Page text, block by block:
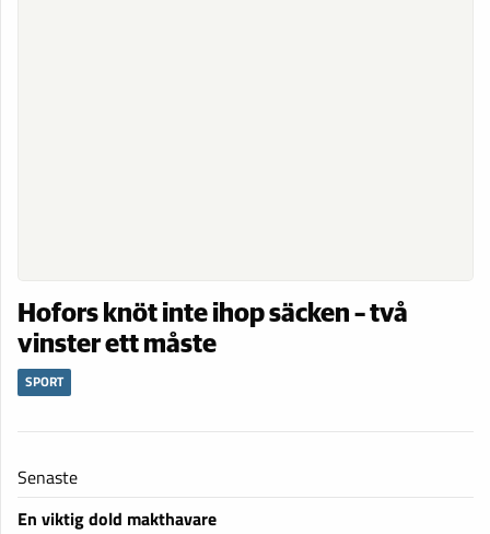
Hofors knöt inte ihop säcken – två
vinster ett måste
SPORT
Senaste
En viktig dold makthavare